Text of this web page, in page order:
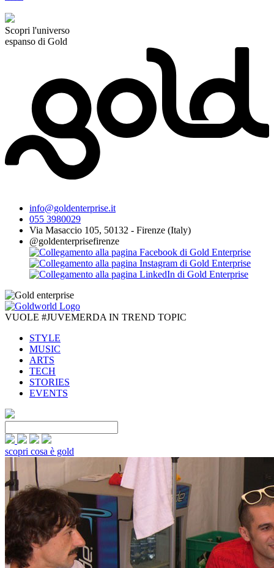
Scopri l'universo
espanso di Gold
info@goldenterprise.it
055 3980029
Via Masaccio 105, 50132 - Firenze (Italy)
@goldenterprisefirenze
VUOLE #JUVEMERDA IN TREND TOPIC
STYLE
MUSIC
ARTS
TECH
STORIES
EVENTS
scopri cosa è gold